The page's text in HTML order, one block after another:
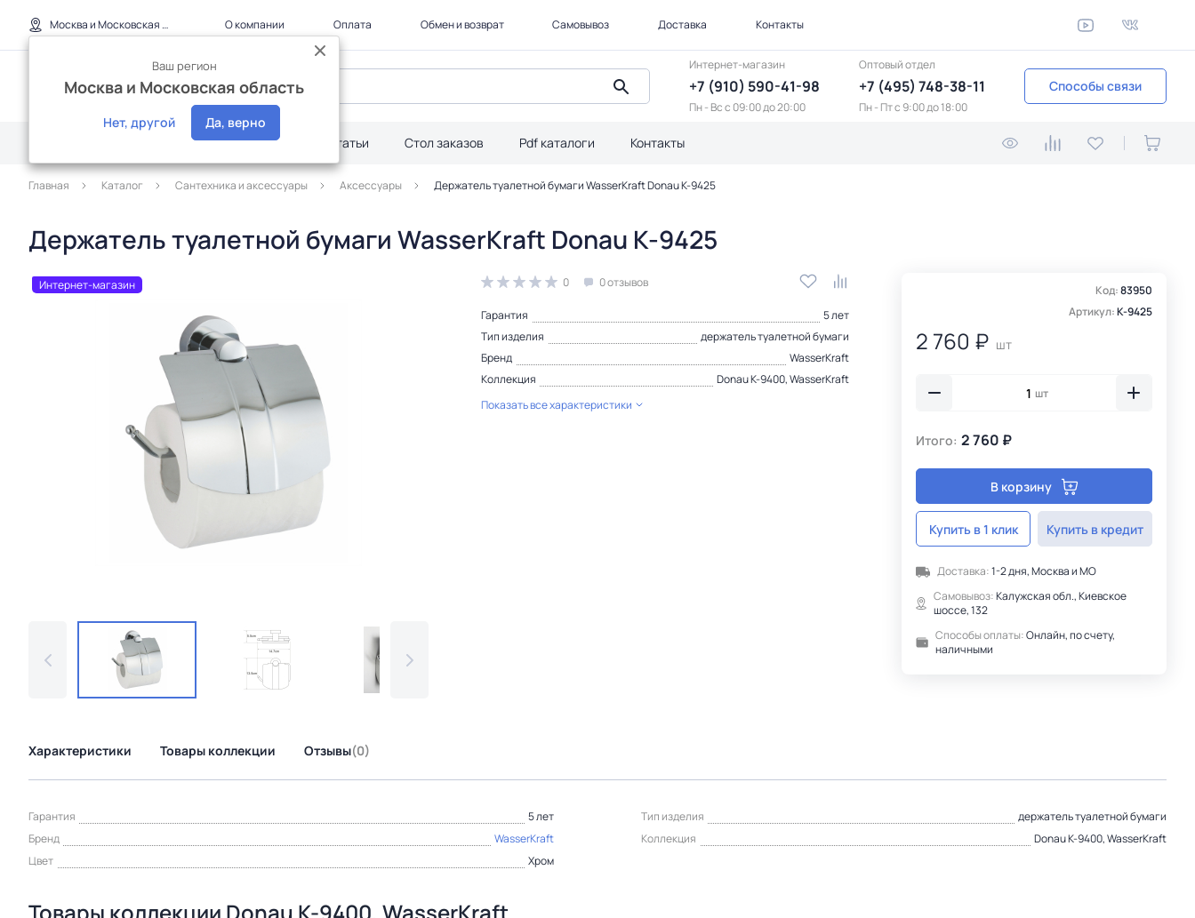
Москва и Московская область
Ваш регион
Москва и Московская область
Нет, другой Да, верно
О компании Оплата Обмен и возврат Самовывоз Доставка Контакты
Интернет-магазин
+7 (910) 590-41-98
Пн - Вс с 09:00 до 20:00
Оптовый отдел
+7 (495) 748-38-11
Пн - Пт c 9:00 до 18:00
Способы связи
Дилерам Акции Статьи Стол заказов Pdf каталоги Контакты
Главная Каталог Сантехника и аксессуары Аксессуары Держатель туалетной бумаги WasserKraft Donau K-9425
Держатель туалетной бумаги WasserKraft Donau K-9425
Интернет-магазин 0 0 отзывов
Гарантия
5 лет
Тип изделия
держатель туалетной бумаги
Бренд
WasserKraft
Коллекция
Donau K-9400, WasserKraft
Показать все характеристики
Код:83950
Артикул:K-9425
2 760 ₽ шт
шт
Итого: 2 760 ₽
В корзину
Купить в 1 клик Купить в кредит
Доставка:1-2 дня, Москва и МО
Самовывоз:Калужская обл., Киевское
шоссе, 132
Способы оплаты:Онлайн, по счету,
наличными
Характеристики Товары коллекции Отзывы(0)
Гарантия 5 лет Тип изделия
держатель туалетной бумаги
Бренд
WasserKraft Коллекция
Donau K-9400, WasserKraft
Цвет
Хром